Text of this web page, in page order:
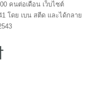
คนต่อเดือน เว็บไซต์
โดย เบน สตีด และได้กลาย